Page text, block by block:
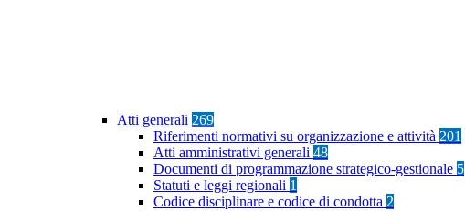
Atti generali 269
Riferimenti normativi su organizzazione e attività 201
Atti amministrativi generali 48
Documenti di programmazione strategico-gestionale 5
Statuti e leggi regionali 1
Codice disciplinare e codice di condotta 2